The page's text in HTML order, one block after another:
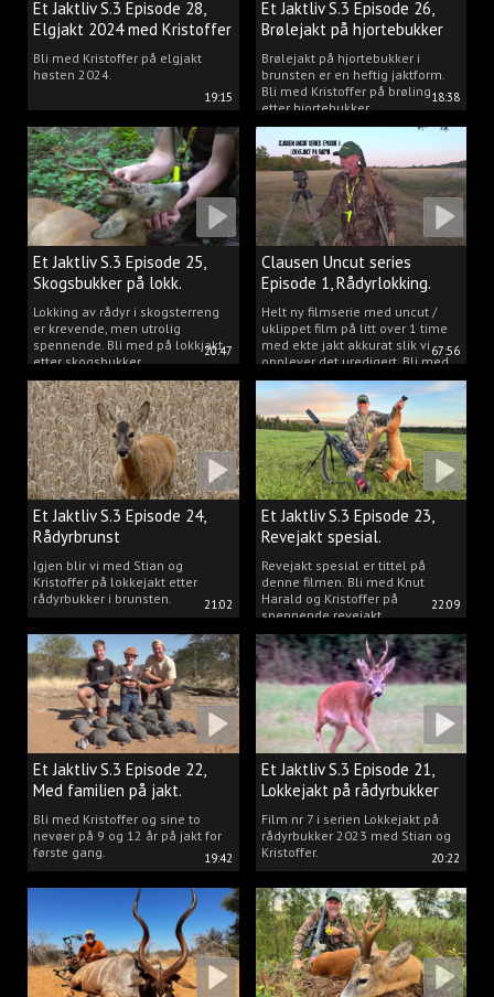
19:15
Et Jaktliv S.3 Episode 28,
Elgjakt 2024 med Kristoffer
Clausen
Bli med Kristoffer på elgjakt
høsten 2024.
18:38
Et Jaktliv S.3 Episode 26,
Brølejakt på hjortebukker
med Kristoffer Clausen
Brølejakt på hjortebukker i
brunsten er en heftig jaktform.
Bli med Kristoffer på brøling
etter hjortebukker.
20:47
Et Jaktliv S.3 Episode 25,
Skogsbukker på lokk.
Lokking av rådyr i skogsterreng
er krevende, men utrolig
spennende. Bli med på lokkjakt
etter skogsbukker.
67:56
Clausen Uncut series
Episode 1, Rådyrlokking.
Helt ny filmserie med uncut /
uklippet film på litt over 1 time
med ekte jakt akkurat slik vi
opplever det uredigert. Bli med
Kristoffer og opplev akkurat det
vi gjør når vi er ute og lokker
rådyr.
21:02
Et Jaktliv S.3 Episode 24,
Rådyrbrunst
Igjen blir vi med Stian og
Kristoffer på lokkejakt etter
rådyrbukker i brunsten.
22:09
Et Jaktliv S.3 Episode 23,
Revejakt spesial.
Revejakt spesial er tittel på
denne filmen. Bli med Knut
Harald og Kristoffer på
spennende revejakt.
19:42
Et Jaktliv S.3 Episode 22,
Med familien på jakt.
Bli med Kristoffer og sine to
nevøer på 9 og 12 år på jakt for
første gang.
20:22
Et Jaktliv S.3 Episode 21,
Lokkejakt på rådyrbukker
med Stian og Kristoffer
Film nr 7 i serien Lokkejakt på
rådyrbukker 2023 med Stian og
Kristoffer.